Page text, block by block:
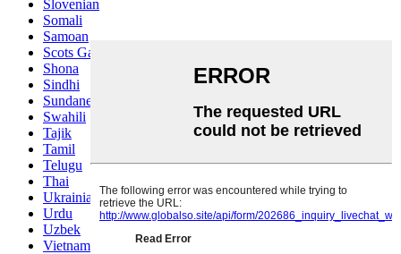
Slovenian
Somali
Samoan
Scots Gaelic
Shona
Sindhi
Sundanese
Swahili
Tajik
Tamil
Telugu
Thai
Ukrainian
Urdu
Uzbek
Vietnamese